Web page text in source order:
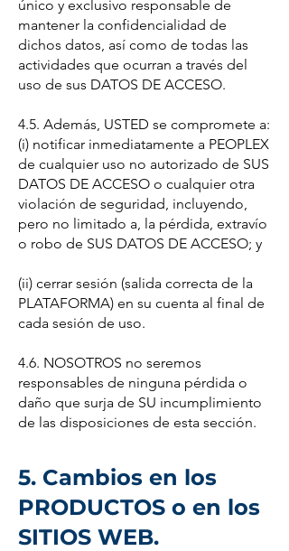
único y exclusivo responsable de
mantener la confidencialidad de
dichos datos, así como de todas las
actividades que ocurran a través del
uso de sus DATOS DE ACCESO.
4.5. Además, USTED se compromete a:
(i) notificar inmediatamente a PEOPLEX
de cualquier uso no autorizado de SUS
DATOS DE ACCESO o cualquier otra
violación de seguridad, incluyendo,
pero no limitado a, la pérdida, extravío
o robo de SUS DATOS DE ACCESO; y
(ii) cerrar sesión (salida correcta de la
PLATAFORMA) en su cuenta al final de
cada sesión de uso.
4.6. NOSOTROS no seremos
responsables de ninguna pérdida o
daño que surja de SU incumplimiento
de las disposiciones de esta sección.
5. Cambios en los
PRODUCTOS o en los
SITIOS WEB.